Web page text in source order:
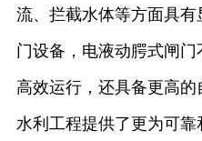
流、拦截水体等方面具
门设备，电液动腭式闸
高效运行，还具备更高
水利工程提供了更为可靠